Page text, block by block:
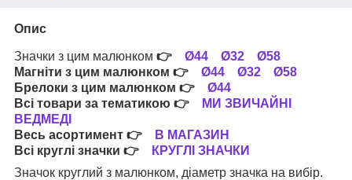
Опис
Значки з цим малюнком 👉 Ø44 Ø32
Ø58
Магніти з цим малюнком 👉 Ø44 Ø32
Ø58
Брелоки з цим малюнком 👉 Ø44
Всі товари за тематикою 👉
МИ ЗВИЧАЙНІ
ВЕДМЕДІ
Весь асортимент 👉
В МАГАЗИН
Всі круглі значки 👉
КРУГЛІ ЗНАЧКИ
Значок круглий з малюнком, діаметр значка на вибір.